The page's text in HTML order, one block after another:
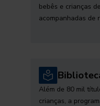
bebês e crianças
acompanhadas de
Além de 80 mil
crianças, a